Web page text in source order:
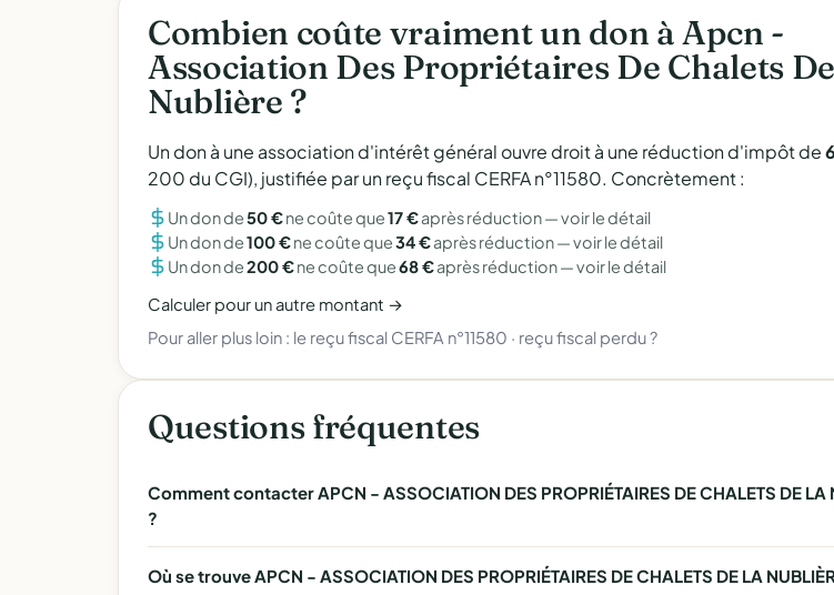
Combien coûte vraiment un don à Apcn -
Association Des Propriétaires De Chalets
Nublière ?
Un don à une association d'intérêt général ouvre droit à une réduction d'impôt de
200 du CGI), justifiée par un reçu fiscal CERFA n°11580. Concrètement :
Un don de50 €ne coûte que17 €après réduction —voir le détail
Un don de100 €ne coûte que34 €après réduction —voir le détail
Un don de200 €ne coûte que68 €après réduction —voir le détail
Calculer pour un autre montant →
Pour aller plus loin : le reçu fiscal CERFA n°11580 · reçu fiscal perdu ?
Questions fréquentes
Comment contacter APCN - ASSOCIATION DES PROPRIÉTAIRES DE CHALETS DE LA
?
Où se trouve APCN - ASSOCIATION DES PROPRIÉTAIRES DE CHALETS DE LA